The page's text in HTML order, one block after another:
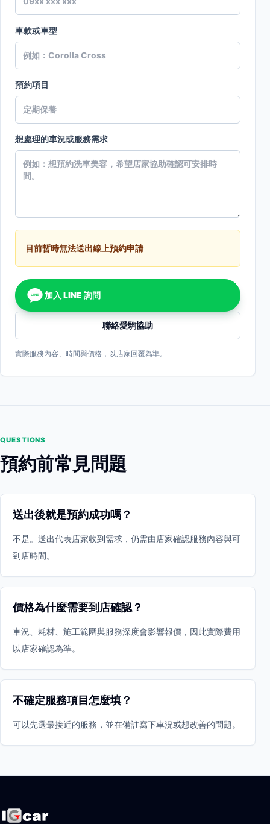
車款或車型
預約項目
想處理的車況或服務需求
目前暫時無法送出線上預約申請
LINE 加入 LINE 詢問
聯絡愛駒協助
實際服務內容、時間與價格，以店家回覆為準。
QUESTIONS
預約前常見問題
送出後就是預約成功嗎？
不是。送出代表店家收到需求，仍需由店家確認服務內容與可
到店時間。
價格為什麼需要到店確認？
車況、耗材、施工範圍與服務深度會影響報價，因此實際費用
以店家確認為準。
不確定服務項目怎麼填？
可以先選最接近的服務，並在備註寫下車況或想改善的問題。